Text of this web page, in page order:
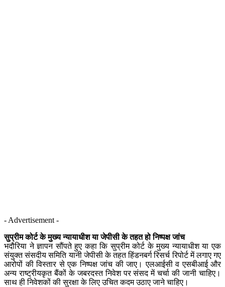
- Advertisement -
सुप्रीम कोर्ट के मुख्य न्यायाधीश या जेपीसी के तहत हो निष्पक्ष जांच
भदौरिया ने ज्ञापन सौंपते हुए कहा कि सुप्रीम कोर्ट के मुख्य न्यायाधीश या एक
संयुक्त संसदीय समिति यानी जेपीसी के तहत हिंडनबर्ग रिसर्च रिपोर्ट में लगाए गए
आरोपों की विस्तार से एक निष्पक्ष जांच की जाए। एलआईसी व एसबीआई और
अन्य राष्ट्रीयकृत बैंकों के जबरदस्त निवेश पर संसद में चर्चा की जानी चाहिए।
साथ ही निवेशकों की सुरक्षा के लिए उचित कदम उठाए जाने चाहिए।